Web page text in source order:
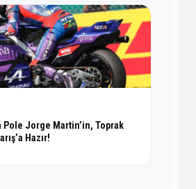
Pole Jorge Martin’in, Toprak
Hazır!